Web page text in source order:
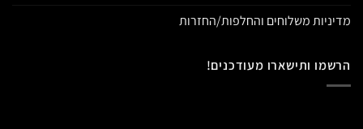
מדיניות משלוחים והחלפות/החזרות
הרשמו ותישארו מעודכנים!